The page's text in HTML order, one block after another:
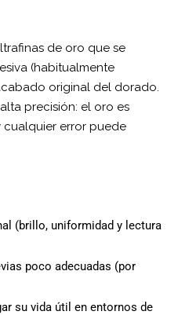
de oro que se
(habitualmente
original del dorado.
precisión: el oro es
error puede
(brillo, uniformidad y lectura
poco adecuadas (por
su vida útil en entornos de